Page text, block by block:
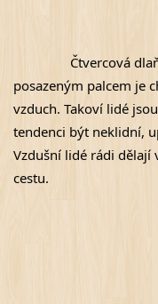
Čtvercová
posazeným palcem je
vzduch. Takoví lidé
tendenci být neklidní,
Vzdušní lidé rádi dělají
cestu.